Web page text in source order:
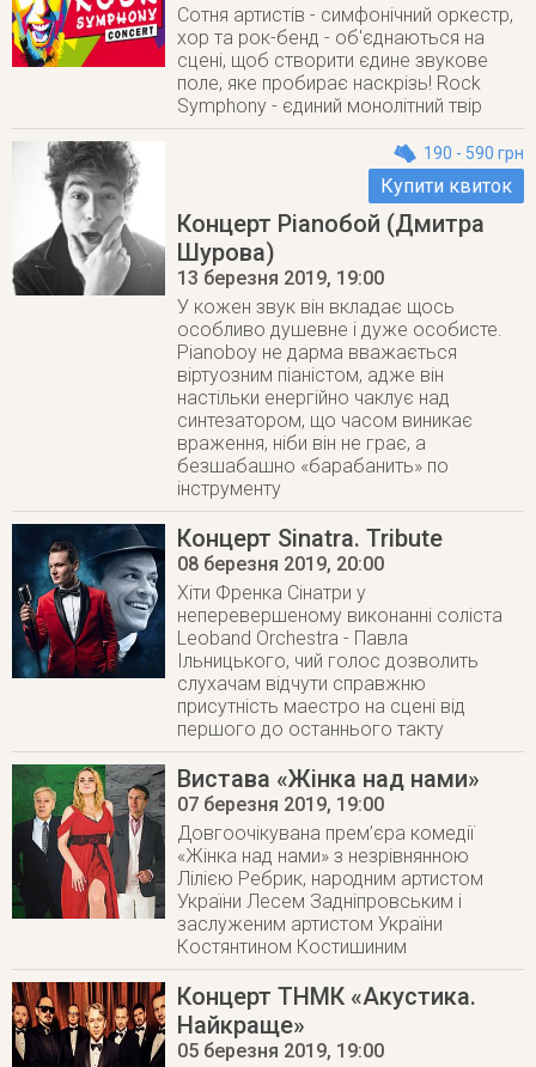
Сотня артистів - симфонічний оркестр,
хор та рок-бенд - об'єднаються на
сцені, щоб створити єдине звукове
поле, яке пробирає наскрізь! Rock
Symphony - єдиний монолітний твір
190 - 590 грн
Купити квиток
Концерт Pianoбой (Дмитра
Шурова)
13 березня 2019, 19:00
У кожен звук він вкладає щось
особливо душевне і дуже особисте.
Pianoboy не дарма вважається
віртуозним піаністом, адже він
настільки енергійно чаклує над
синтезатором, що часом виникає
враження, ніби він не грає, а
безшабашно «барабанить» по
інструменту
Концерт Sinatra. Tribute
08 березня 2019, 20:00
Хіти Френка Сінатри у
неперевершеному виконанні соліста
Leoband Orchestra - Павла
Ільницького, чий голос дозволить
слухачам відчути справжню
присутність маестро на сцені від
першого до останнього такту
Вистава «Жінка над нами»
07 березня 2019, 19:00
Довгоочікувана прем’єра комедії
«Жінка над нами» з незрівнянною
Лілією Ребрик, народним артистом
України Лесем Задніпровським і
заслуженим артистом України
Костянтином Костишиним
Концерт ТНМК «Акустика.
Найкраще»
05 березня 2019, 19:00